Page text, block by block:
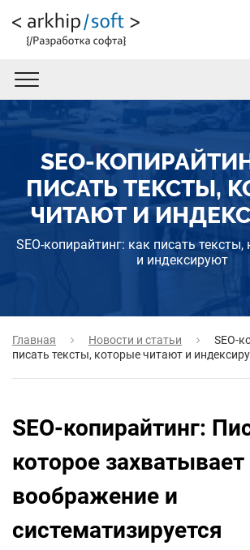
SEO-
ПИСАТЬ ТЕКСТЫ,
ЧИТАЮТ И
SEO-копирайтинг: как писать
и индексируют
Главная Новости и статьи
SEO-
писать тексты, которые читают и
SEO-копирайтинг:
которое захватывает
воображение и
систематизируется